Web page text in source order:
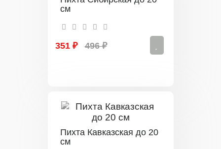
см
351 ₽ 496 ₽
Пихта Кавказская до 20
см